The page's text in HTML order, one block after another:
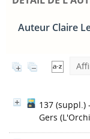
Auteur Claire
137 (suppl.)
Gers